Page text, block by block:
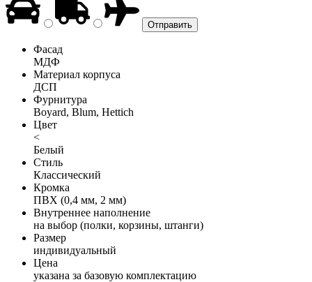
Фасад
МДФ
Материал корпуса
ДСП
Фурнитура
Boyard, Blum, Hettich
Цвет
<
Белый
Стиль
Классический
Кромка
ПВХ (0,4 мм, 2 мм)
Внутреннее наполнение
на выбор (полки, корзины, штанги)
Размер
индивидуальный
Цена
указана за базовую комплектацию